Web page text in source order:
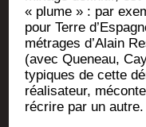
« plume » : par
pour Terre
métrages d’Alain
(avec Que­neau,
typiques de cette
réa­li­sa­teur,
récrire par un